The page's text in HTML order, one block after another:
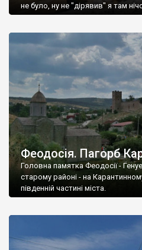
не було, ну не "дірявив" я там
Феодосія. Пагорб
Головна памятка Феодосії -
старому районі - на
південній частині міста.